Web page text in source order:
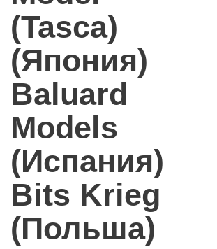
(Tasca)
(Япония)
Baluard
Models
(Испания)
Bits Krieg
(Польша)